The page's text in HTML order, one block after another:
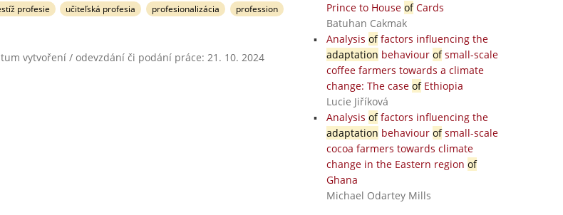
profesie učiteľská profesia profesionalizácia
profession
vytvoření / odevzdání či podání práce: 21. 10. 2024
Prince to House ofCards
Batuhan Cakmak
Analysis offactors influencing the
adaptation behaviour ofsmall-scale
coffee farmers towards a climate
change: The case ofEthiopia
Lucie Jiříková
Analysis offactors influencing the
adaptation behaviour ofsmall-scale
cocoa farmers towards climate
change in the Eastern region of
Ghana
Michael Odartey Mills